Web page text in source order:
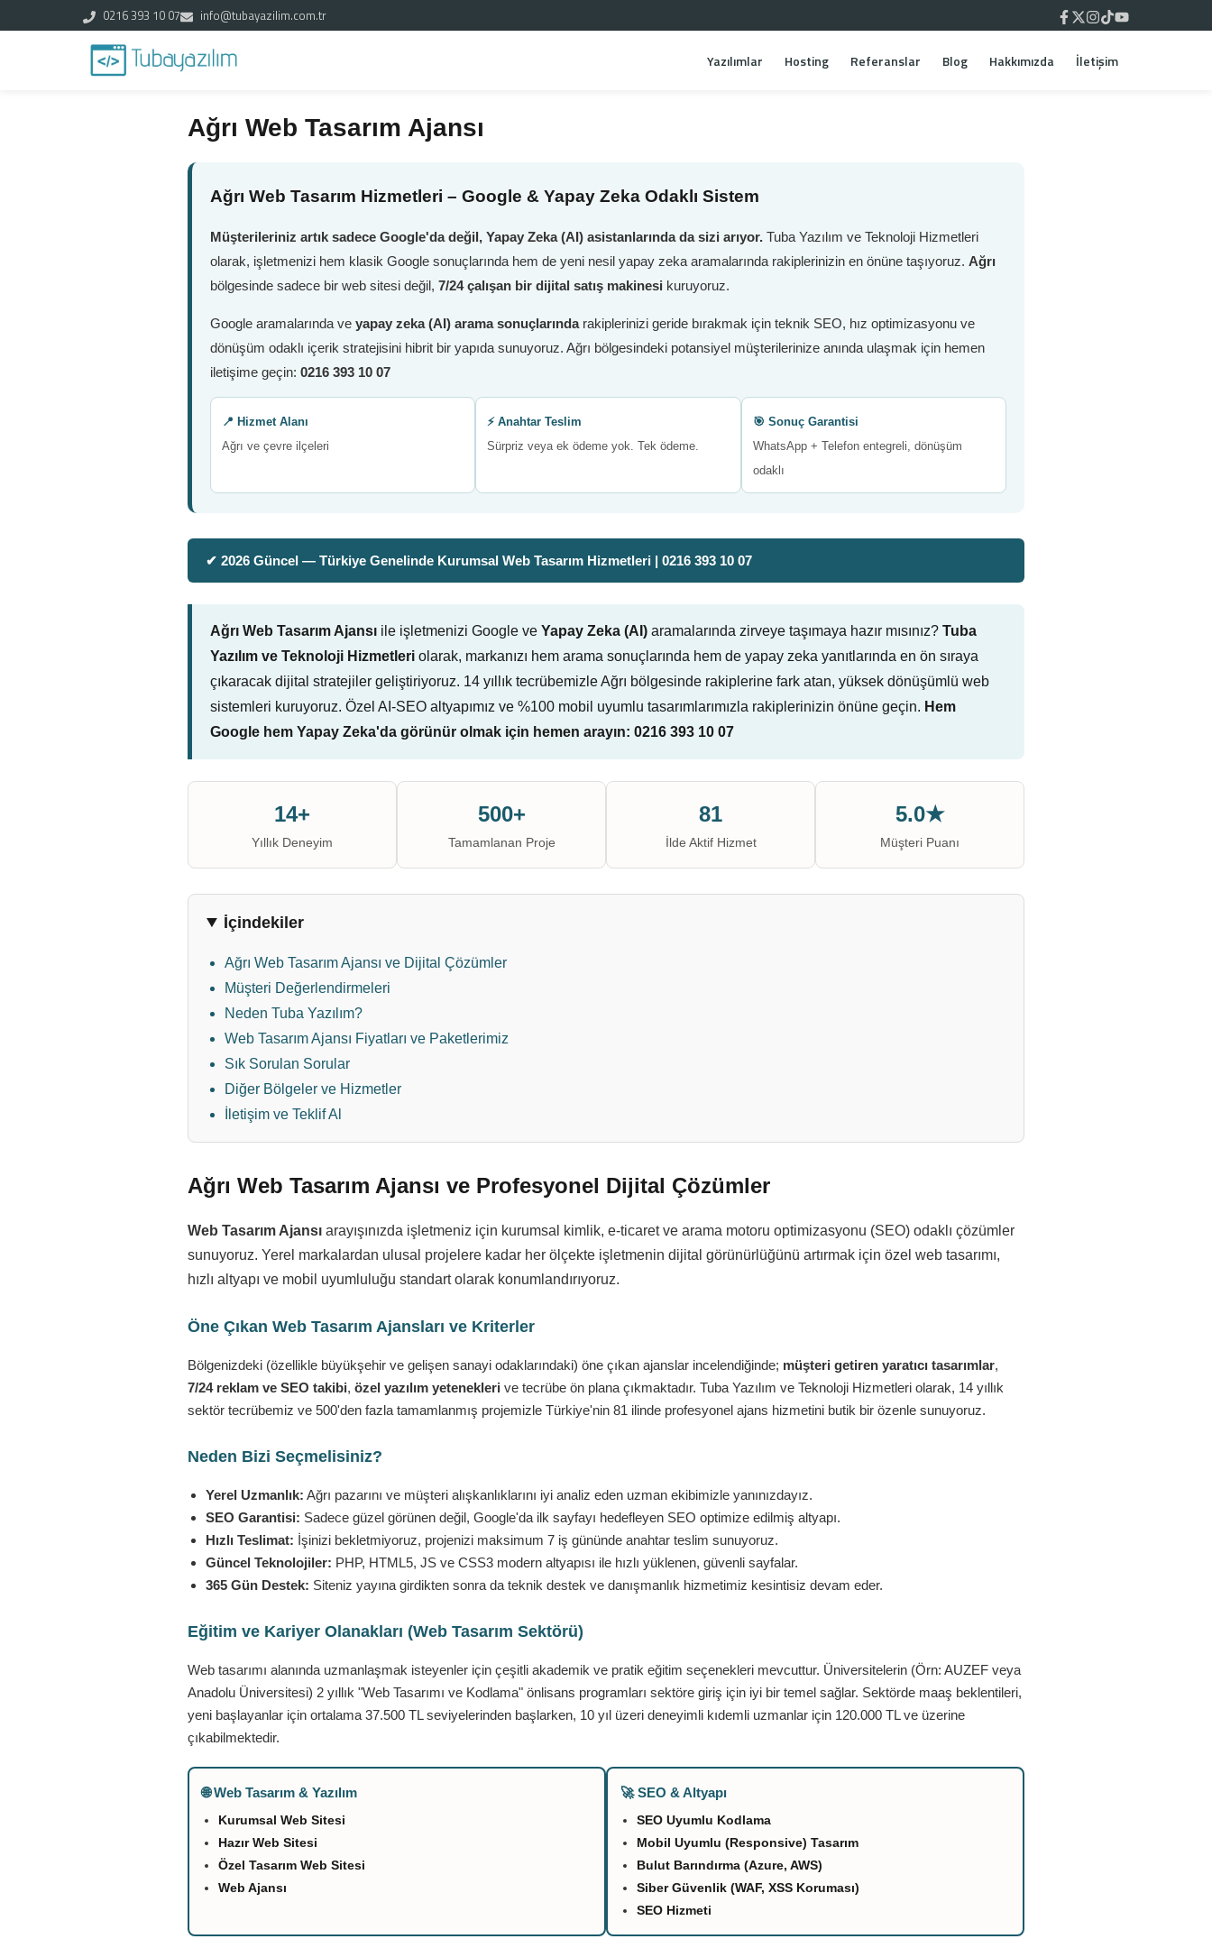
0216 393 10 07 info@tubayazilim.com.tr
Yazılımlar Hosting Referanslar Blog Hakkımızda İletişim
Ağrı Web Tasarım Ajansı
Ağrı Web Tasarım Hizmetleri – Google & Yapay Zeka Odaklı Sistem
Müşterileriniz artık sadece Google'da değil, Yapay Zeka (AI) asistanlarında da sizi arıyor. Tuba Yazılım ve Teknoloji Hizmetleri
olarak, işletmenizi hem klasik Google sonuçlarında hem de yeni nesil yapay zeka aramalarında rakiplerinizin en önüne taşıyoruz. Ağrı
bölgesinde sadece bir web sitesi değil, 7/24 çalışan bir dijital satış makinesi kuruyoruz.
Google aramalarında ve yapay zeka (AI) arama sonuçlarındarakiplerinizi geride bırakmak için teknik SEO, hız optimizasyonu ve
dönüşüm odaklı içerik stratejisini hibrit bir yapıda sunuyoruz. Ağrı bölgesindeki potansiyel müşterilerinize anında ulaşmak için hemen
iletişime geçin: 0216 393 10 07
📍 Hizmet Alanı
Ağrı ve çevre ilçeleri
⚡ Anahtar Teslim
Sürpriz veya ek ödeme yok. Tek ödeme.
🎯 Sonuç Garantisi
WhatsApp + Telefon entegreli, dönüşüm
odaklı
✔ 2026 Güncel — Türkiye Genelinde Kurumsal Web Tasarım Hizmetleri | 0216 393 10 07
Ağrı Web Tasarım Ajansı ile işletmenizi Google ve Yapay Zeka (AI) aramalarında zirveye taşımaya hazır mısınız? Tuba
Yazılım ve Teknoloji Hizmetleri olarak, markanızı hem arama sonuçlarında hem de yapay zeka yanıtlarında en ön sıraya
çıkaracak dijital stratejiler geliştiriyoruz. 14 yıllık tecrübemizle Ağrı bölgesinde rakiplerine fark atan, yüksek dönüşümlü web
sistemleri kuruyoruz. Özel AI-SEO altyapımız ve %100 mobil uyumlu tasarımlarımızla rakiplerinizin önüne geçin. Hem
Google hem Yapay Zeka'da görünür olmak için hemen arayın: 0216 393 10 07
14+
Yıllık Deneyim
500+
Tamamlanan Proje
81
İlde Aktif Hizmet
5.0★
Müşteri Puanı
İçindekiler
Ağrı Web Tasarım Ajansı ve Dijital Çözümler
Müşteri Değerlendirmeleri
Neden Tuba Yazılım?
Web Tasarım Ajansı Fiyatları ve Paketlerimiz
Sık Sorulan Sorular
Diğer Bölgeler ve Hizmetler
İletişim ve Teklif Al
Ağrı Web Tasarım Ajansı ve Profesyonel Dijital Çözümler
Web Tasarım Ajansı arayışınızda işletmeniz için kurumsal kimlik, e-ticaret ve arama motoru optimizasyonu (SEO) odaklı çözümler
sunuyoruz. Yerel markalardan ulusal projelere kadar her ölçekte işletmenin dijital görünürlüğünü artırmak için özel web tasarımı,
hızlı altyapı ve mobil uyumluluğu standart olarak konumlandırıyoruz.
Öne Çıkan Web Tasarım Ajansları ve Kriterler
Bölgenizdeki (özellikle büyükşehir ve gelişen sanayi odaklarındaki) öne çıkan ajanslar incelendiğinde; müşteri getiren yaratıcı tasarımlar,
7/24 reklam ve SEO takibi, özel yazılım yetenekleri ve tecrübe ön plana çıkmaktadır. Tuba Yazılım ve Teknoloji Hizmetleri olarak, 14 yıllık
sektör tecrübemiz ve 500'den fazla tamamlanmış projemizle Türkiye'nin 81 ilinde profesyonel ajans hizmetini butik bir özenle sunuyoruz.
Neden Bizi Seçmelisiniz?
Yerel Uzmanlık: Ağrı pazarını ve müşteri alışkanlıklarını iyi analiz eden uzman ekibimizle yanınızdayız.
SEO Garantisi: Sadece güzel görünen değil, Google'da ilk sayfayı hedefleyen SEO optimize edilmiş altyapı.
Hızlı Teslimat: İşinizi bekletmiyoruz, projenizi maksimum 7 iş gününde anahtar teslim sunuyoruz.
Güncel Teknolojiler: PHP, HTML5, JS ve CSS3 modern altyapısı ile hızlı yüklenen, güvenli sayfalar.
365 Gün Destek: Siteniz yayına girdikten sonra da teknik destek ve danışmanlık hizmetimiz kesintisiz devam eder.
Eğitim ve Kariyer Olanakları (Web Tasarım Sektörü)
Web tasarımı alanında uzmanlaşmak isteyenler için çeşitli akademik ve pratik eğitim seçenekleri mevcuttur. Üniversitelerin (Örn: AUZEF veya
Anadolu Üniversitesi) 2 yıllık "Web Tasarımı ve Kodlama" önlisans programları sektöre giriş için iyi bir temel sağlar. Sektörde maaş beklentileri,
yeni başlayanlar için ortalama 37.500 TL seviyelerinden başlarken, 10 yıl üzeri deneyimli kıdemli uzmanlar için 120.000 TL ve üzerine
çıkabilmektedir.
🌐 Web Tasarım & Yazılım
Kurumsal Web Sitesi
Hazır Web Sitesi
Özel Tasarım Web Sitesi
Web Ajansı
🚀 SEO & Altyapı
SEO Uyumlu Kodlama
Mobil Uyumlu (Responsive) Tasarım
Bulut Barındırma (Azure, AWS)
Siber Güvenlik (WAF, XSS Koruması)
SEO Hizmeti